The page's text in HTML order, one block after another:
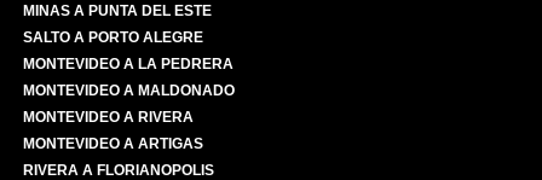
MINAS A PUNTA DEL ESTE
SALTO A PORTO ALEGRE
MONTEVIDEO A LA PEDRERA
MONTEVIDEO A MALDONADO
MONTEVIDEO A RIVERA
MONTEVIDEO A ARTIGAS
RIVERA A FLORIANOPOLIS